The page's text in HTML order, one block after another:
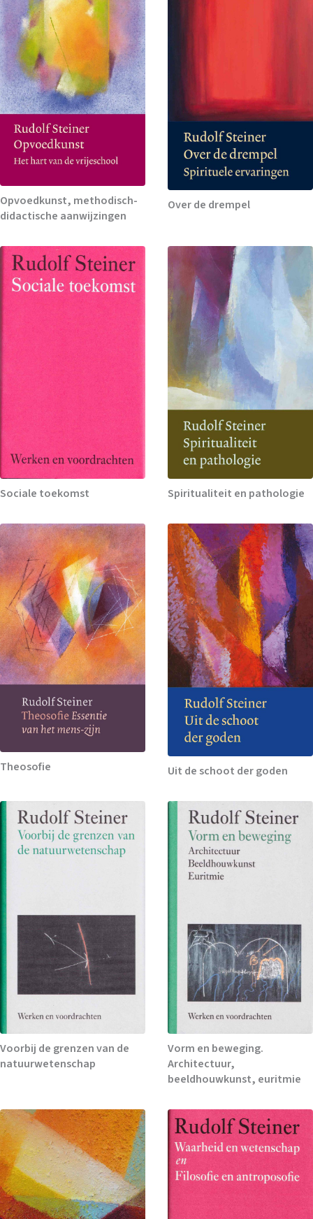
Opvoedkunst, methodisch-
didactische aanwijzingen
Over de drempel
Sociale toekomst Spiritualiteit en pathologie
Theosofie Uit de schoot der goden
Voorbij de grenzen van de
natuurwetenschap
Vorm en beweging.
Architectuur,
beeldhouwkunst, euritmie